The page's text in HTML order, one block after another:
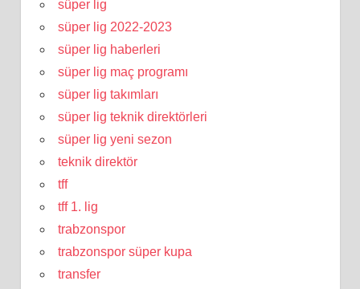
süper lig
süper lig 2022-2023
süper lig haberleri
süper lig maç programı
süper lig takımları
süper lig teknik direktörleri
süper lig yeni sezon
teknik direktör
tff
tff 1. lig
trabzonspor
trabzonspor süper kupa
transfer